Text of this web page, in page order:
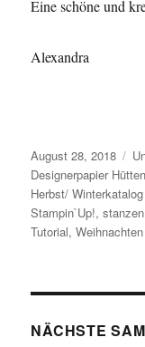
Eine schöne und
Alexandra
Veröffentlicht
am
August 28, 2018
Designerpapier
Herbst/
Stampin`Up!,stanzen
Tutorial,Weihnachten
NÄCHSTE